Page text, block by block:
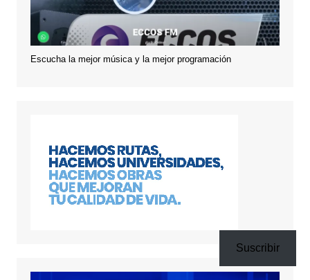
Escucha la mejor música y la mejor programación
Suscribir